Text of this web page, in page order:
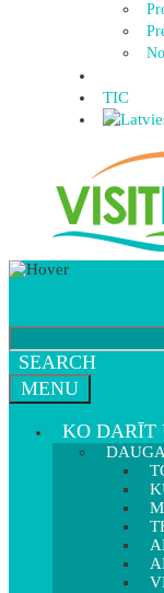
TIC
SEARCH
MENU
KO DARĪT